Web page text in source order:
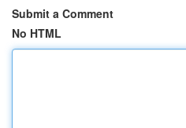
Submit a Comment
No HTML